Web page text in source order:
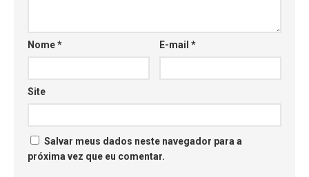
Nome* E-mail*
Site
Salvar meus dados neste navegador para a
próxima vez que eu comentar.